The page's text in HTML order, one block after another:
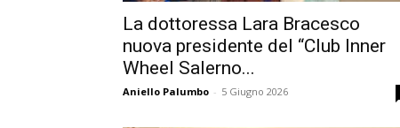
La dottoressa Lara Bracesco
nuova presidente del “Club Inner
Wheel Salerno...
Aniello Palumbo - 5 Giugno 2026